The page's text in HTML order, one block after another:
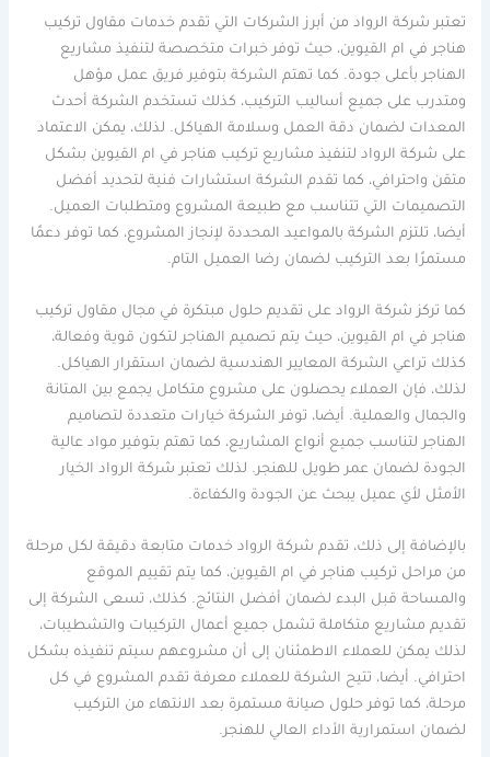
تعتبر شركة الرواد من أبرز الشركات التي تقدم خدمات مقاول تركيب
هناجر في ام القيوين، حيث توفر خبرات متخصصة لتنفيذ مشاريع
الهناجر بأعلى جودة. كما تهتم الشركة بتوفير فريق عمل مؤهل
ومتدرب على جميع أساليب التركيب، كذلك تستخدم الشركة أحدث
المعدات لضمان دقة العمل وسلامة الهياكل. لذلك، يمكن الاعتماد
على شركة الرواد لتنفيذ مشاريع تركيب هناجر في ام القيوين بشكل
متقن واحترافي، كما تقدم الشركة استشارات فنية لتحديد أفضل
التصميمات التي تتناسب مع طبيعة المشروع ومتطلبات العميل.
أيضا، تلتزم الشركة بالمواعيد المحددة لإنجاز المشروع، كما توفر دعمًا
مستمرًا بعد التركيب لضمان رضا العميل التام.
كما تركز شركة الرواد على تقديم حلول مبتكرة في مجال مقاول تركيب
هناجر في ام القيوين، حيث يتم تصميم الهناجر لتكون قوية وفعالة،
كذلك تراعي الشركة المعايير الهندسية لضمان استقرار الهياكل.
لذلك، فإن العملاء يحصلون على مشروع متكامل يجمع بين المتانة
والجمال والعملية. أيضا، توفر الشركة خيارات متعددة لتصاميم
الهناجر لتناسب جميع أنواع المشاريع، كما تهتم بتوفير مواد عالية
الجودة لضمان عمر طويل للهنجر. لذلك تعتبر شركة الرواد الخيار
الأمثل لأي عميل يبحث عن الجودة والكفاءة.
بالإضافة إلى ذلك، تقدم شركة الرواد خدمات متابعة دقيقة لكل مرحلة
من مراحل تركيب هناجر في ام القيوين، كما يتم تقييم الموقع
والمساحة قبل البدء لضمان أفضل النتائج. كذلك، تسعى الشركة إلى
تقديم مشاريع متكاملة تشمل جميع أعمال التركيبات والتشطيبات،
لذلك يمكن للعملاء الاطمئنان إلى أن مشروعهم سيتم تنفيذه بشكل
احترافي. أيضا، تتيح الشركة للعملاء معرفة تقدم المشروع في كل
مرحلة، كما توفر حلول صيانة مستمرة بعد الانتهاء من التركيب
لضمان استمرارية الأداء العالي للهنجر.